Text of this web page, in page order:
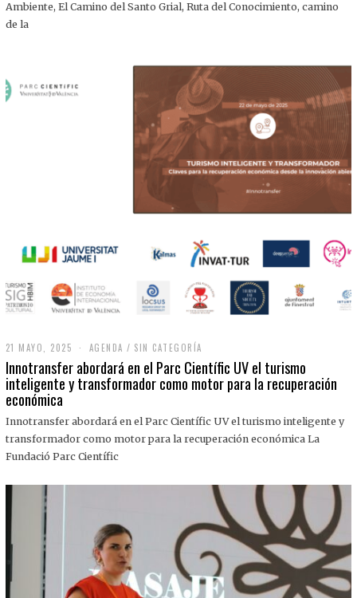
0
Ambiente, El Camino del Santo Grial, Ruta del Conocimiento, camino
de la
21 MAYO, 2025
M
A
Y
,
0
2
AGENDA / SIN CATEGORÍA
Innotransfer abordará en el Parc Científic UV el turismo
inteligente y transformador como motor para la recuperación
económica
Innotransfer abordará en el Parc Científic UV el turismo inteligente y
transformador como motor para la recuperación económica La
Fundació Parc Científic